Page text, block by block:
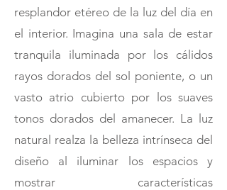
resplandor etéreo de la luz del día en
el interior. Imagina una sala de estar
tranquila iluminada por los cálidos
rayos dorados del sol poniente, o un
vasto atrio cubierto por los suaves
tonos dorados del amanecer. La luz
natural realza la belleza intrínseca del
diseño al iluminar los espacios y
mostrar características